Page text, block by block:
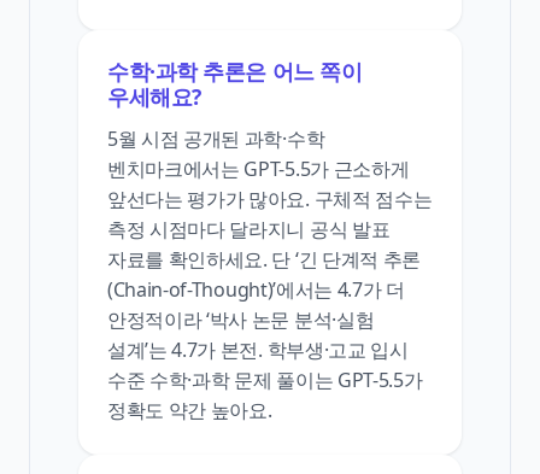
수학·과학 추론은 어느 쪽이
우세해요?
5월 시점 공개된 과학·수학
벤치마크에서는 GPT-5.5가 근소하게
앞선다는 평가가 많아요. 구체적 점수는
측정 시점마다 달라지니 공식 발표
자료를 확인하세요. 단 ‘긴 단계적 추론
(Chain-of-Thought)’에서는 4.7가 더
안정적이라 ‘박사 논문 분석·실험
설계’는 4.7가 본전. 학부생·고교 입시
수준 수학·과학 문제 풀이는 GPT-5.5가
정확도 약간 높아요.